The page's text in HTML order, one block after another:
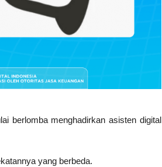
berlomba menghadirkan asisten digital
yang berbeda.